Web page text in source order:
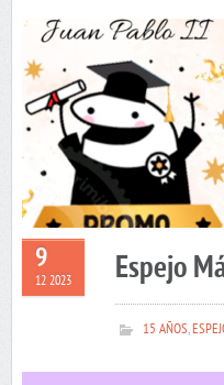
9
12 2023 Espejo
15 AÑOS,